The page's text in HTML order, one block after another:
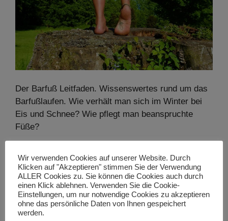
Der Barfuß Leitfaden. Wissenswertes rund um das
Barfußlaufen. Wie verhält man sich im Winter bei
Eis und Schnee? Wie pflegt man beanspruchte
Füße?
Günther Wölfle – Barfußwanderführer
– Alpine Wandertouren im Allgäu +
Südtirol
Wir verwenden Cookies auf unserer Website. Durch
Klicken auf "Akzeptieren" stimmen Sie der Verwendung
ALLER Cookies zu. Sie können die Cookies auch durch
einen Klick ablehnen. Verwenden Sie die Cookie-
Einstellungen, um nur notwendige Cookies zu akzeptieren
ohne das persönliche Daten von Ihnen gespeichert
werden.